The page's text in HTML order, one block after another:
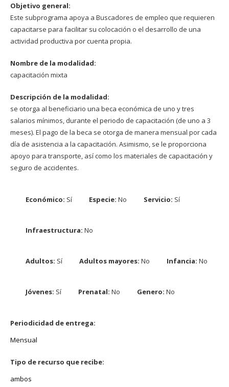
Objetivo general:
Este subprograma apoya a Buscadores de empleo que requieren
capacitarse para facilitar su colocación o el desarrollo de una
actividad productiva por cuenta propia.
Nombre de la modalidad:
capacitación mixta
Descripción de la modalidad:
se otorga al beneficiario una beca económica de uno y tres
salarios mínimos, durante el periodo de capacitación (de uno a 3
meses). El pago de la beca se otorga de manera mensual por cada
día de asistencia a la capacitación. Asimismo, se le proporciona
apoyo para transporte, así como los materiales de capacitación y
seguro de accidentes.
Económico: Sí Especie: No Servicio: Sí
Infraestructura: No
Adultos: Sí Adultos mayores: No Infancia: No
Jóvenes: Sí Prenatal: No Genero: No
Periodicidad de entrega:
Mensual
Tipo de recurso que recibe:
ambos